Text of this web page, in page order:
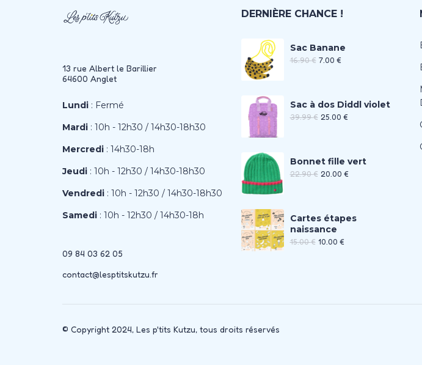
13 rue Albert le Barillier
64600 Anglet
Lundi : Fermé
Mardi : 10h - 12h30 / 14h30-18h30
Mercredi : 14h30-18h
Jeudi : 10h - 12h30 / 14h30-18h30
Vendredi : 10h - 12h30 / 14h30-18h30
Samedi : 10h - 12h30 / 14h30-18h
09 84 03 62 05
contact@lesptitskutzu.fr
DERNIÈRE CHANCE !
Sac Banane
16.90€ 7.00 €
Sac à dos Diddl violet
39.99€ 25.00 €
Bonnet fille vert
22.90€ 20.00 €
Cartes étapes
naissance
15.00€ 10.00 €
© Copyright 2024, Les p'tits Kutzu, tous droits réservés